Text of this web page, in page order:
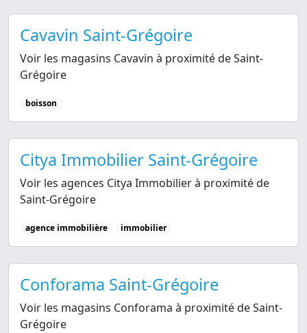
Cavavin Saint-Grégoire
Voir les magasins Cavavin à proximité de Saint-
Grégoire
boisson
Citya Immobilier Saint-Grégoire
Voir les agences Citya Immobilier à proximité de
Saint-Grégoire
agence immobilière immobilier
Conforama Saint-Grégoire
Voir les magasins Conforama à proximité de Saint-
Grégoire